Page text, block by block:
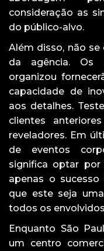
consideração as
do público-alvo.
Além disso, não
da agência. Os
organizou
capacidade de
aos detalhes.
clientes
reveladores. Em
de eventos
significa optar
apenas o
que este seja
todos os
Enquanto São
um centro